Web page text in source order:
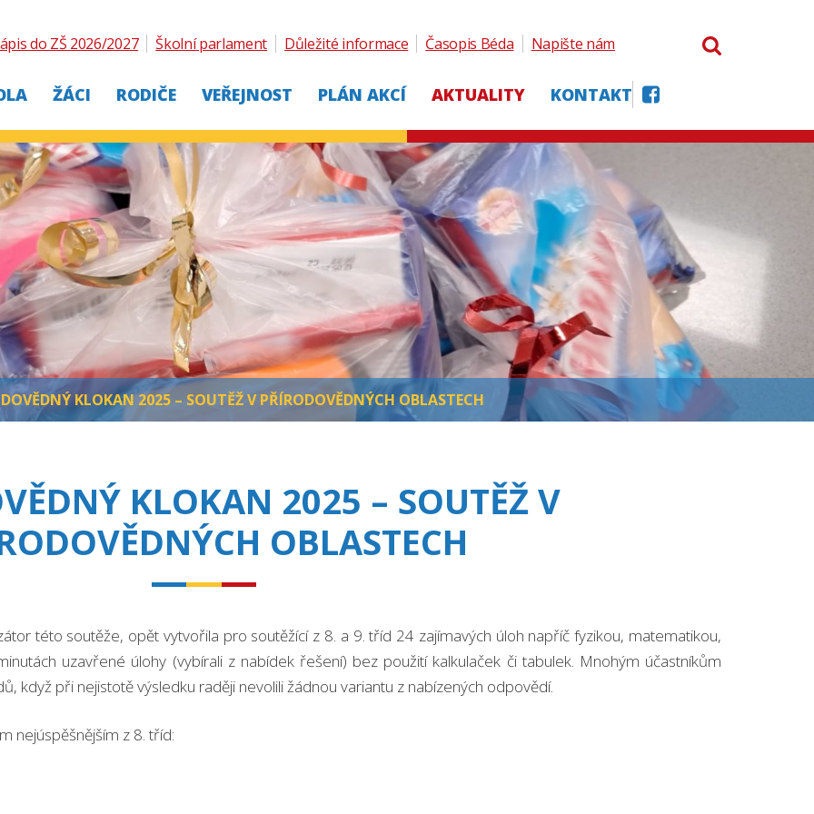
ŽÁCI RODIČE VEŘEJNOST PLÁN AKCÍ AKTUALITY KONTAKT
do ZŠ 2026/2027 Školní parlament Důležité informace Časopis Béda Napište nám
KLOKAN 2025 – SOUTĚŽ V PŘÍRODOVĚDNÝCH OBLASTECH
KLOKAN 2025 – SOUTĚŽ V
OBLASTECH
této soutěže, opět vytvořila pro soutěžící z 8. a 9. tříd 24 zajímavých úloh napříč fyzikou, matematikou,
uzavřené úlohy (vybírali z nabídek řešení) bez použití kalkulaček či tabulek. Mnohým účastníkům
když při nejistotě výsledku raději nevolili žádnou variantu z nabízených odpovědí.
nejúspěšnějším z 8. tříd: